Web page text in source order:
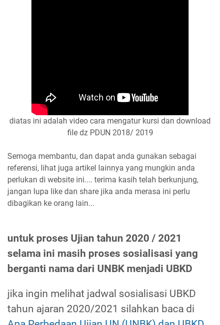
diatas ini adalah video cara mengatur kursi dan download
file dz PDUN 2018/ 2019
Semoga membantu, dan dapat anda gunakan sebagai
referensi, lihat juga artikel lainnya yang mungkin anda
perlukan di website ini.... terima kasih telah berkunjung,
jangan lupa like dan share jika anda merasa ini perlu
dibagikan ke orang lain...
untuk proses Ujian tahun 2020 / 2021
selama ini masih proses sosialisasi yang
berganti nama dari UNBK menjadi UBKD
jika ingin melihat jadwal sosialisasi UBKD
tahun ajaran 2020/2021 silahkan baca di